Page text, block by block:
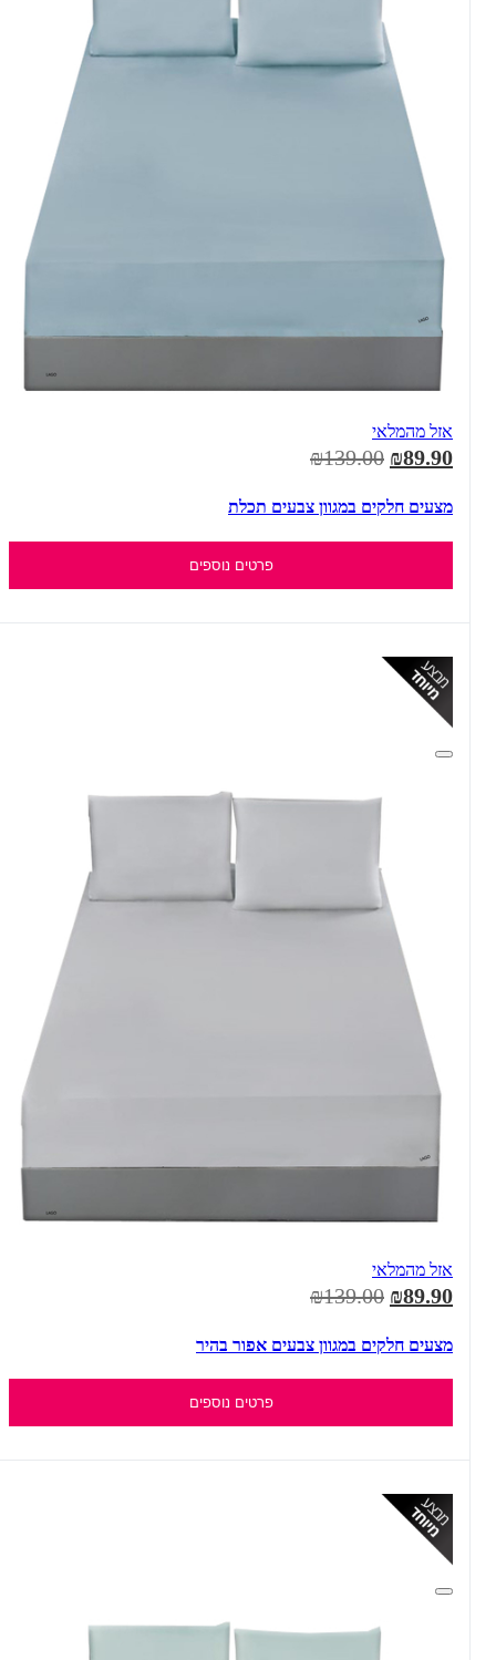
אזל מהמלאי
₪89.90
₪139.00
מצעים חלקים במגוון צבעים תכלת
פרטים נוספים
אזל מהמלאי
₪89.90
₪139.00
מצעים חלקים במגוון צבעים אפור בהיר
פרטים נוספים